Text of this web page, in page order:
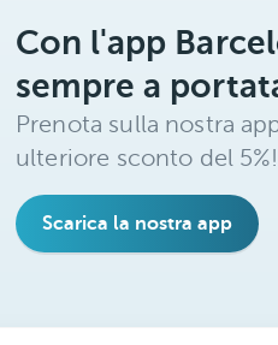
Con l'app
sempre a
Prenota sulla nostra
ulteriore sconto del 5%!
Scarica la nostra app